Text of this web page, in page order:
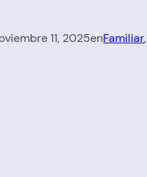
11, 2025enFamiliar,